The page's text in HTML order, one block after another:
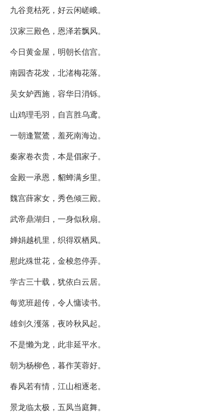
九谷竟枯死，好云闲嵯峨。
汉家三殿色，恩泽若飘风。
今日黄金屋，明朝长信宫。
南园杏花发，北渚梅花落。
吴女妒西施，容华日消铄。
山鸡理毛羽，自言胜乌鸢。
一朝逢鸑鷟，羞死南海边。
秦家卷衣贵，本是倡家子。
金殿一承恩，貂蝉满乡里。
魏宫薛家女，秀色倾三殿。
武帝鼎湖归，一身似秋扇。
婵娟越机里，织得双栖凤。
慰此殊世花，金梭忽停弄。
学古三十载，犹依白云居。
每览班超传，令人慵读书。
雄剑久濩落，夜吟秋风起。
不是懒为龙，此非延平水。
朝为杨柳色，暮作芙蓉好。
春风若有情，江山相逐老。
景龙临太极，五凤当庭舞。